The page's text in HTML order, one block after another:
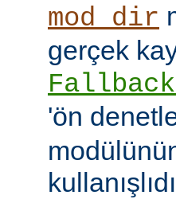
mod_dir
gerçek
'ön